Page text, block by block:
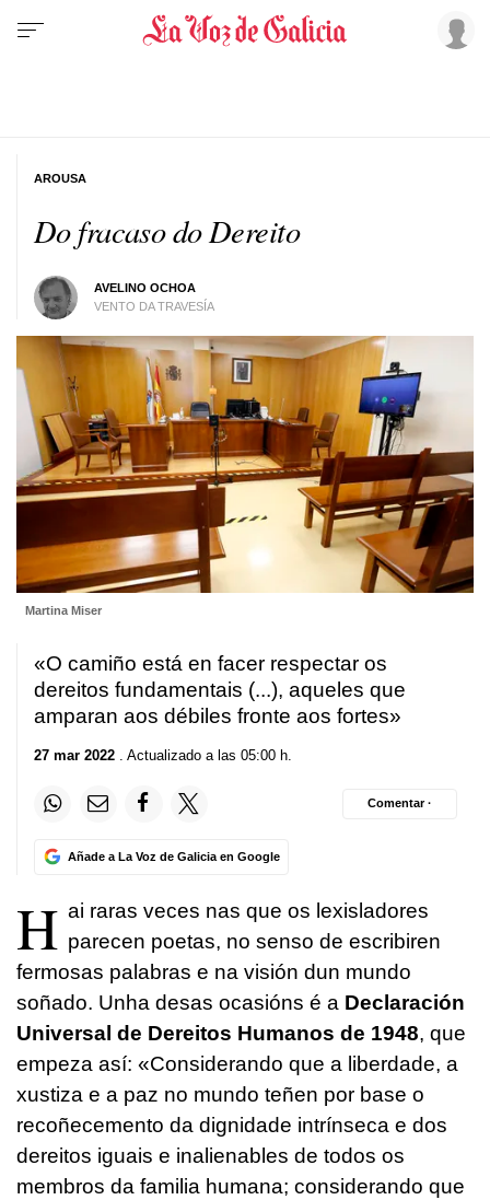
Do fracaso do Dereito
AVELINO OCHOA
VENTO DA TRAVESÍA
AROUSA
Martina Miser
«O camiño está en facer respectar os
dereitos fundamentais (...), aqueles que
amparan aos débiles fronte aos fortes»
27 mar 2022 . Actualizado a las 05:00 h.
Añade a La Voz de Galicia en Google
Comentar ·
H ai raras veces nas que os lexisladores
parecen poetas, no senso de escribiren
fermosas palabras e na visión dun mundo
soñado. Unha desas ocasións é a Declaración
Universal de Dereitos Humanos de 1948, que
empeza así: «Considerando que a liberdade, a
xustiza e a paz no mundo teñen por base o
recoñecemento da dignidade intrínseca e dos
dereitos iguais e inalienables de todos os
membros da familia humana; considerando que